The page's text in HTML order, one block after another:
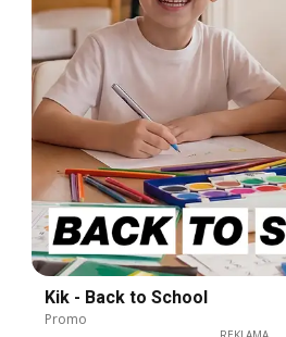
Kik - Back to School
Promo